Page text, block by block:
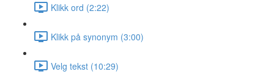
Klikk ord (2:22)
Klikk på synonym (3:00)
Velg tekst (10:29)